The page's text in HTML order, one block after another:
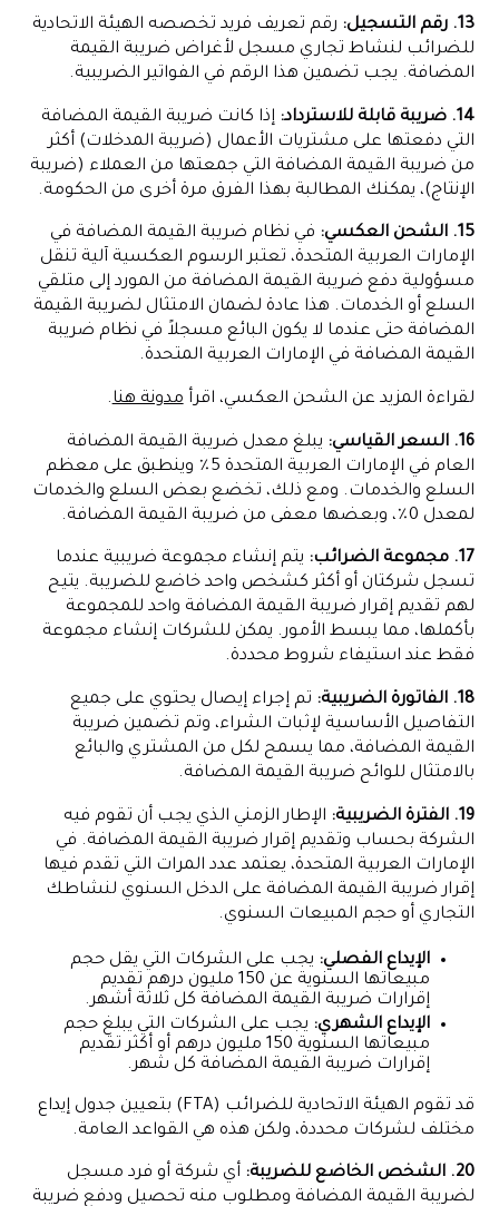
13. رقم التسجيل:
رقم تعريف فريد تخصصه الهيئة الاتحادية
للضرائب لنشاط تجاري مسجل لأغراض ضريبة القيمة
المضافة. يجب تضمين هذا الرقم في الفواتير الضريبية.
14. ضريبة قابلة للاسترداد:
إذا كانت ضريبة القيمة المضافة
التي دفعتها على مشتريات الأعمال (ضريبة المدخلات) أكثر
من ضريبة القيمة المضافة التي جمعتها من العملاء (ضريبة
الإنتاج)، يمكنك المطالبة بهذا الفرق مرة أخرى من الحكومة.
15. الشحن العكسي:
في نظام ضريبة القيمة المضافة في
الإمارات العربية المتحدة، تعتبر الرسوم العكسية آلية تنقل
مسؤولية دفع ضريبة القيمة المضافة من المورد إلى متلقي
السلع أو الخدمات. هذا عادة لضمان الامتثال لضريبة القيمة
المضافة حتى عندما لا يكون البائع مسجلاً في نظام ضريبة
القيمة المضافة في الإمارات العربية المتحدة.
لقراءة المزيد عن الشحن العكسي، اقرأمدونة هنا.
16. السعر القياسي:
يبلغ معدل ضريبة القيمة المضافة
العام في الإمارات العربية المتحدة 5٪ وينطبق على معظم
السلع والخدمات. ومع ذلك، تخضع بعض السلع والخدمات
لمعدل 0٪، وبعضها معفى من ضريبة القيمة المضافة.
17. مجموعة الضرائب:
يتم إنشاء مجموعة ضريبية عندما
تسجل شركتان أو أكثر كشخص واحد خاضع للضريبة. يتيح
لهم تقديم إقرار ضريبة القيمة المضافة واحد للمجموعة
بأكملها، مما يبسط الأمور. يمكن للشركات إنشاء مجموعة
فقط عند استيفاء شروط محددة.
18. الفاتورة الضريبية:
تم إجراء إيصال يحتوي على جميع
التفاصيل الأساسية لإثبات الشراء، وتم تضمين ضريبة
القيمة المضافة، مما يسمح لكل من المشتري والبائع
بالامتثال للوائح ضريبة القيمة المضافة.
19. الفترة الضريبية:
الإطار الزمني الذي يجب أن تقوم فيه
الشركة بحساب وتقديم إقرار ضريبة القيمة المضافة. في
الإمارات العربية المتحدة، يعتمد عدد المرات التي تقدم فيها
إقرار ضريبة القيمة المضافة على الدخل السنوي لنشاطك
التجاري أو حجم المبيعات السنوي.
الإيداع الفصلي: يجب على الشركات التي يقل حجم
مبيعاتها السنوية عن 150 مليون درهم تقديم
إقرارات ضريبة القيمة المضافة كل ثلاثة أشهر.
الإيداع الشهري: يجب على الشركات التي يبلغ حجم
مبيعاتها السنوية 150 مليون درهم أو أكثر تقديم
إقرارات ضريبة القيمة المضافة كل شهر.
قد تقوم الهيئة الاتحادية للضرائب (FTA) بتعيين جدول إيداع
مختلف لشركات محددة، ولكن هذه هي القواعد العامة.
20. الشخص الخاضع للضريبة:
أي شركة أو فرد مسجل
لضريبة القيمة المضافة ومطلوب منه تحصيل ودفع ضريبة